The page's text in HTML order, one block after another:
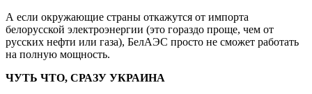
А если окружающие страны откажутся от импорта
белорусской электроэнергии (это гораздо проще, чем от
русских нефти или газа), БелАЭС просто не сможет работать
на полную мощность.
ЧУТЬ ЧТО, СРАЗУ УКРАИНА